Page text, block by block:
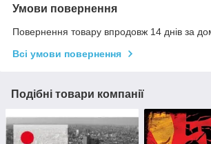
Умови повернення
Повернення товару впродовж 14 днів за
Всі умови повернення
Подібні товари компанії